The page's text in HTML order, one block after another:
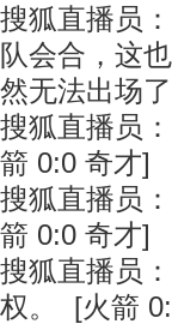
搜狐直播员
队会合，这
然无法出场
搜狐直播员
箭 0:0 奇才]
搜狐直播员：
箭 0:0 奇才]
搜狐直播员
权。 [火箭